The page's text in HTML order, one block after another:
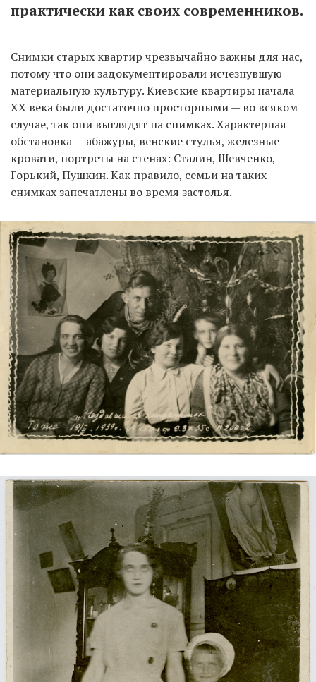
практически как своих современников.
Снимки старых квартир чрезвычайно важны для нас,
потому что они задокументировали исчезнувшую
материальную культуру. Киевские квартиры начала
ХХ века были достаточно просторными — во всяком
случае, так они выглядят на снимках. Характерная
обстановка — абажуры, венские стулья, железные
кровати, портреты на стенах: Сталин, Шевченко,
Горький, Пушкин. Как правило, семьи на таких
снимках запечатлены во время застолья.